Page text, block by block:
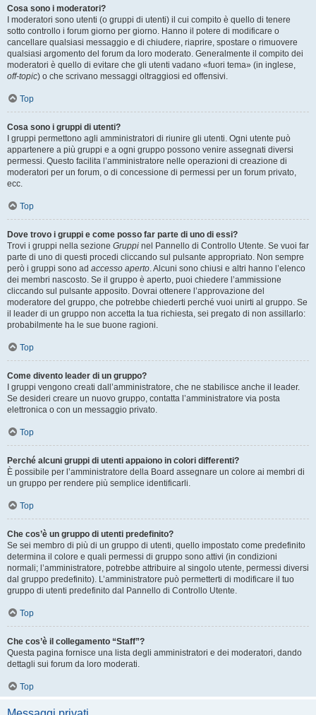
Cosa sono i moderatori?
I moderatori sono utenti (o gruppi di utenti) il cui compito è quello di tenere
sotto controllo i forum giorno per giorno. Hanno il potere di modificare o
cancellare qualsiasi messaggio e di chiudere, riaprire, spostare o rimuovere
qualsiasi argomento del forum da loro moderato. Generalmente il compito dei
moderatori è quello di evitare che gli utenti vadano «fuori tema» (in inglese,
off-topic) o che scrivano messaggi oltraggiosi ed offensivi.
Top
Cosa sono i gruppi di utenti?
I gruppi permettono agli amministratori di riunire gli utenti. Ogni utente può
appartenere a più gruppi e a ogni gruppo possono venire assegnati diversi
permessi. Questo facilita l’amministratore nelle operazioni di creazione di
moderatori per un forum, o di concessione di permessi per un forum privato,
ecc.
Top
Dove trovo i gruppi e come posso far parte di uno di essi?
Trovi i gruppi nella sezione Gruppi nel Pannello di Controllo Utente. Se vuoi far
parte di uno di questi procedi cliccando sul pulsante appropriato. Non sempre
però i gruppi sono ad accesso aperto. Alcuni sono chiusi e altri hanno l’elenco
dei membri nascosto. Se il gruppo è aperto, puoi chiedere l’ammissione
cliccando sul pulsante apposito. Dovrai ottenere l’approvazione del
moderatore del gruppo, che potrebbe chiederti perché vuoi unirti al gruppo. Se
il leader di un gruppo non accetta la tua richiesta, sei pregato di non assillarlo:
probabilmente ha le sue buone ragioni.
Top
Come divento leader di un gruppo?
I gruppi vengono creati dall’amministratore, che ne stabilisce anche il leader.
Se desideri creare un nuovo gruppo, contatta l’amministratore via posta
elettronica o con un messaggio privato.
Top
Perché alcuni gruppi di utenti appaiono in colori differenti?
È possibile per l’amministratore della Board assegnare un colore ai membri di
un gruppo per rendere più semplice identificarli.
Top
Che cos’è un gruppo di utenti predefinito?
Se sei membro di più di un gruppo di utenti, quello impostato come predefinito
determina il colore e quali permessi di gruppo sono attivi (in condizioni
normali; l’amministratore, potrebbe attribuire al singolo utente, permessi diversi
dal gruppo predefinito). L’amministratore può permetterti di modificare il tuo
gruppo di utenti predefinito dal Pannello di Controllo Utente.
Top
Che cos’è il collegamento “Staff”?
Questa pagina fornisce una lista degli amministratori e dei moderatori, dando
dettagli sui forum da loro moderati.
Top